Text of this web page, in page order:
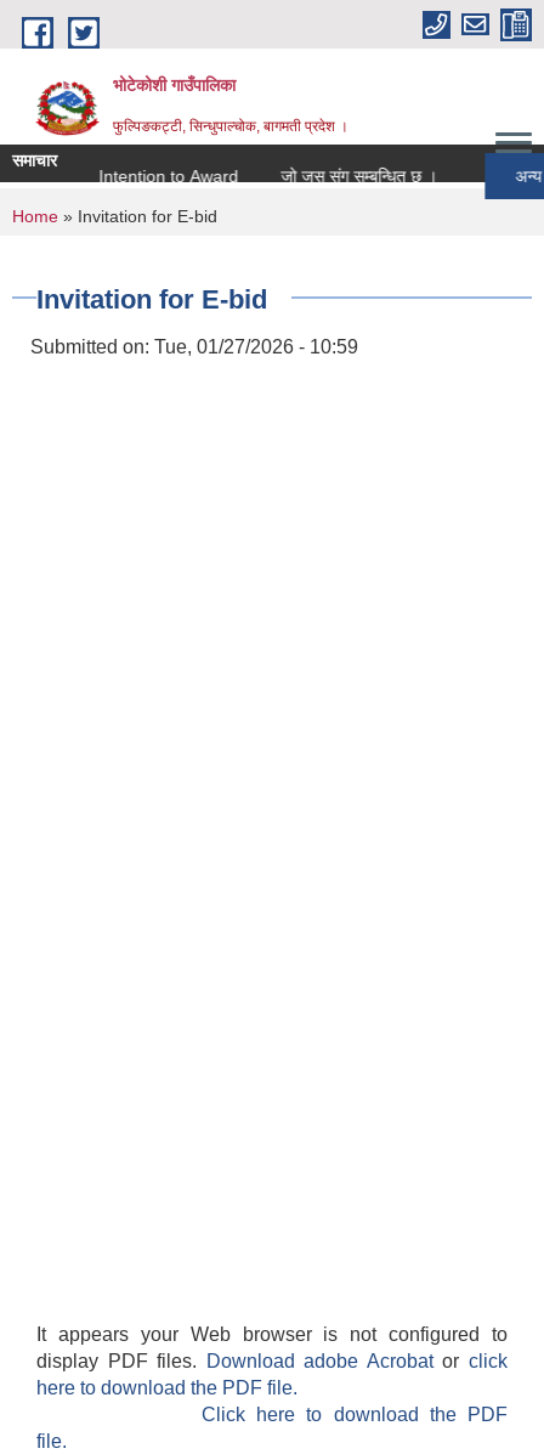
Skip to main content
भोटेकोशी गाउँपालिका
फुल्पिङकट्टी, सिन्धुपाल्चोक, बागमती प्रदेश ।
समाचार
Intention to Award जो जस संग सम्बन्धित छ ।
You are here
Home » Invitation for E-bid
Invitation for E-bid
Submitted on: Tue, 01/27/2026 - 10:59
It appears your Web browser is not configured to
display PDF files.
Download adobe Acrobatorclick
here to download the PDF file.
Click here to download the PDF
file.